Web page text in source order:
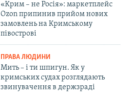
«Крим – не Росія»: маркетплейс
Ozon припинив прийом нових
замовлень на Кримському
півострові
ПРАВА ЛЮДИНИ
Мить – і ти шпигун. Як у
кримських судах розглядають
звинувачення в держзраді